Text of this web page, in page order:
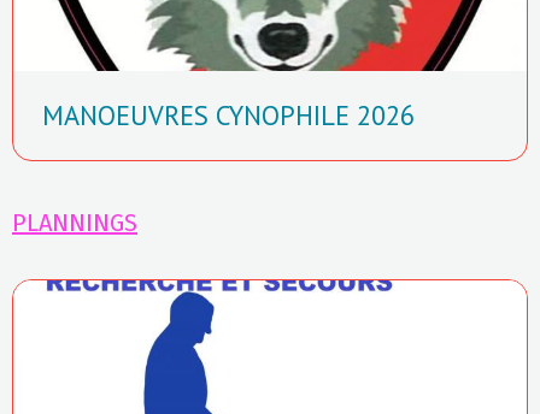
MANOEUVRES CYNOPHILE 2026
PLANNINGS